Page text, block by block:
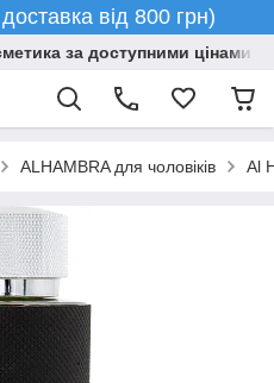
доставка від 800 грн)
за доступними цінами
ALHAMBRA для чоловіків Al